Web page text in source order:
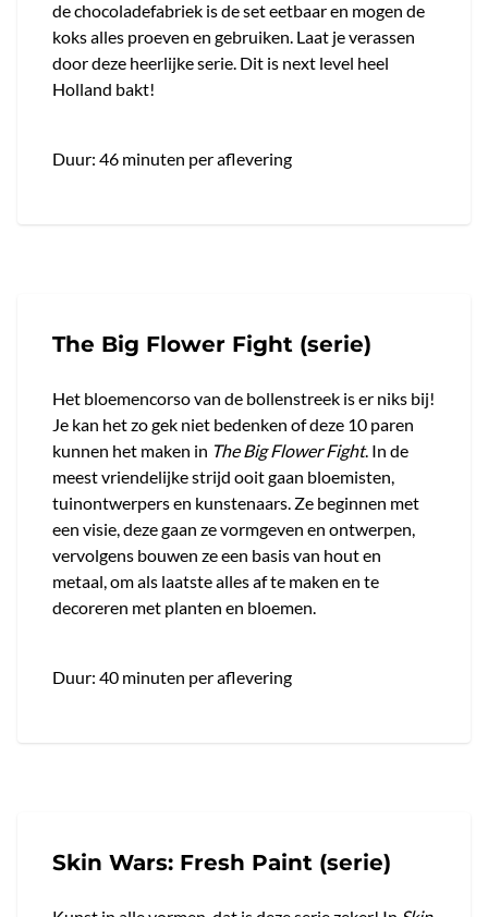
de chocoladefabriek is de set eetbaar en mogen de
koks alles proeven en gebruiken. Laat je verassen
door deze heerlijke serie. Dit is next level heel
Holland bakt!
Duur: 46 minuten per aflevering
The Big Flower Fight (serie)
Het bloemencorso van de bollenstreek is er niks bij!
Je kan het zo gek niet bedenken of deze 10 paren
kunnen het maken in The Big Flower Fight. In de
meest vriendelijke strijd ooit gaan bloemisten,
tuinontwerpers en kunstenaars. Ze beginnen met
een visie, deze gaan ze vormgeven en ontwerpen,
vervolgens bouwen ze een basis van hout en
metaal, om als laatste alles af te maken en te
decoreren met planten en bloemen.
Duur: 40 minuten per aflevering
Skin Wars: Fresh Paint (serie)